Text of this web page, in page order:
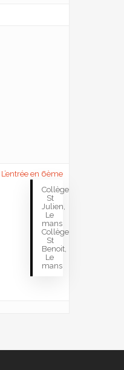
L’entrée en 6ème
Collège
St
Julien,
Le
mans
Collège
St
Benoit,
Le
mans